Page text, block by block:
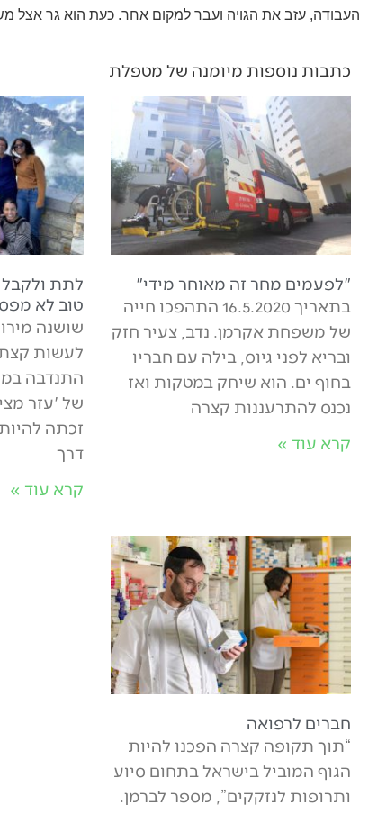
העבודה, עזב את הגויה ועבר למקום אחר. כעת הוא גר אצל
כתבות נוספות מיומנה של מטפלת
"לפעמים מחר זה מאוחר מידי"
בתאריך 16.5.2020 התהפכו חייה
של משפחת אקרמן. נדב, צעיר חזק
ובריא לפני גיוס, בילה עם חבריו
בחוף ים. הוא שיחק במטקות ואז
נכנס להתרעננות קצרה
קרא עוד »
לתת
טוב לא
שושנה
לעשות
התנדבה
של 'עזר
זכתה
דרך
קרא עוד »
חברים לרפואה
“תוך תקופה קצרה הפכנו להיות
הגוף המוביל בישראל בתחום סיוע
ותרופות לנזקקים”, מספר לברמן.